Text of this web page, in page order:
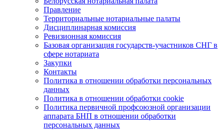
Правление
Территориальные нотариальные палаты
Дисциплинарная комиссия
Ревизионная комиссия
Базовая организация государств-участников СНГ в
сфере нотариата
Закупки
Контакты
Политика в отношении обработки персональных
данных
Политика в отношении обработки cookie
Политика первичной профсоюзной организации
аппарата БНП в отношении обработки
персональных данных